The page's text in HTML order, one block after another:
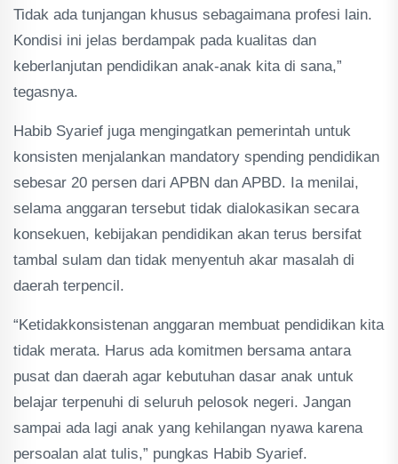
Tidak ada tunjangan khusus sebagaimana profesi lain.
Kondisi ini jelas berdampak pada kualitas dan
keberlanjutan pendidikan anak-anak kita di sana,”
tegasnya.
Habib Syarief juga mengingatkan pemerintah untuk
konsisten menjalankan mandatory spending pendidikan
sebesar 20 persen dari APBN dan APBD. Ia menilai,
selama anggaran tersebut tidak dialokasikan secara
konsekuen, kebijakan pendidikan akan terus bersifat
tambal sulam dan tidak menyentuh akar masalah di
daerah terpencil.
“Ketidakkonsistenan anggaran membuat pendidikan kita
tidak merata. Harus ada komitmen bersama antara
pusat dan daerah agar kebutuhan dasar anak untuk
belajar terpenuhi di seluruh pelosok negeri. Jangan
sampai ada lagi anak yang kehilangan nyawa karena
persoalan alat tulis,” pungkas Habib Syarief.